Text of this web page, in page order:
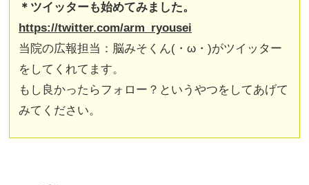
＊ツイッターも始めてみました。
https://twitter.com/arm_ryousei
当院の広報担当：脳みそくん(・ω・)がツイッター
をしてくれてます。
もし良かったらフォロー？というやつをしてあげて
みてください。